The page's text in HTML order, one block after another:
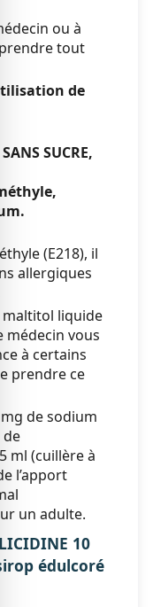
ou à
tout
de
SUCRE,
(E218), il
allergiques
maltitol liquide
médecin vous
à certains
prendre ce
de sodium
de
ml (cuillère à
l’apport
un adulte.
10
sirop édulcoré